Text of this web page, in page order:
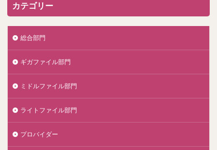
カテゴリー
総合部門
ギガファイル部門
ミドルファイル部門
ライトファイル部門
プロバイダー